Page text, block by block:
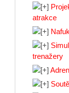
atrakce
trenažery